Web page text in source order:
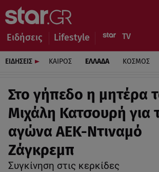
Ειδήσεις Lifestyle
ΕΙΔΗΣΕΙΣ ΚΑΙΡΟΣ ΕΛΛΑΔΑ ΚΟΣΜΟΣ
Στο γήπεδο η μητέρα
Μιχάλη Κατσουρή για
αγώνα ΑΕΚ-Ντιναμό
Ζάγκρεμπ
Συγκίνηση στις κερκίδες